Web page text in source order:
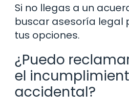
Si no llegas a un
buscar asesoría legal
tus opciones.
¿Puedo
el
accidental?